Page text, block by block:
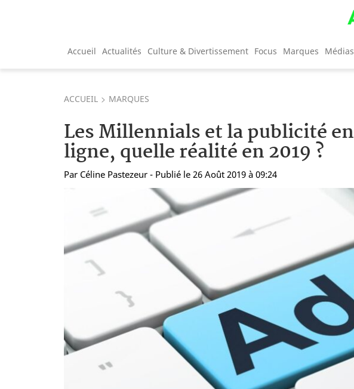
Accueil Actualités Culture & Divertissement Focus Marques Médias
ACCUEIL MARQUES
Les Millennials et la publicité en
ligne, quelle réalité en 2019 ?
Par Céline Pastezeur - Publié le 26 Août 2019 à 09:24